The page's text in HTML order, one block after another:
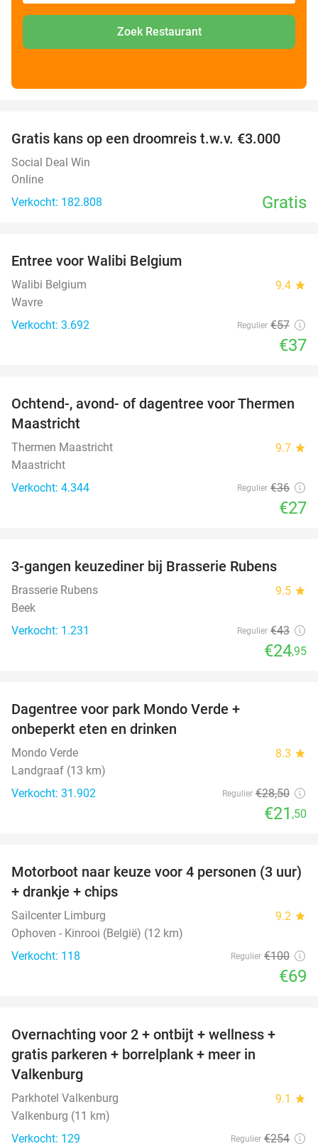
Zoek Restaurant
Gratis kans op een droomreis t.w.v. €3.000
Social Deal Win
Online
Verkocht: 182.808
Gratis
Entree voor Walibi Belgium
Walibi Belgium 9.4 star
Wavre
Verkocht: 3.692
Regulier €57
€37
25%
Ochtend-, avond- of dagentree voor Thermen
Maastricht
Thermen Maastricht 9.7 star
Maastricht
Verkocht: 4.344
Regulier €36
€27
42%
3-gangen keuzediner bij Brasserie Rubens
Brasserie Rubens 9.5 star
Beek
Verkocht: 1.231
Regulier €43
€24,95
Dagentree voor park Mondo Verde +
onbeperkt eten en drinken
Mondo Verde 8.3 star
Landgraaf (13 km)
Verkocht: 31.902
Regulier €28,50
€21 ,50
31%
Motorboot naar keuze voor 4 personen (3 uur)
+ drankje + chips
Sailcenter Limburg 9.2 star
Ophoven - Kinrooi (België) (12 km)
Verkocht: 118
Regulier €100
€69
33%
Overnachting voor 2 + ontbijt + wellness +
gratis parkeren + borrelplank + meer in
Valkenburg
Parkhotel Valkenburg 9.1 star
Valkenburg (11 km)
Verkocht: 129
Regulier €254